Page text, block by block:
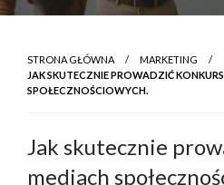
STRONA GŁÓWNA
MARKETING
JAK SKUTECZNIE PROWADZIĆ
SPOŁECZNOŚCIOWYCH.
Jak skutecznie
mediach